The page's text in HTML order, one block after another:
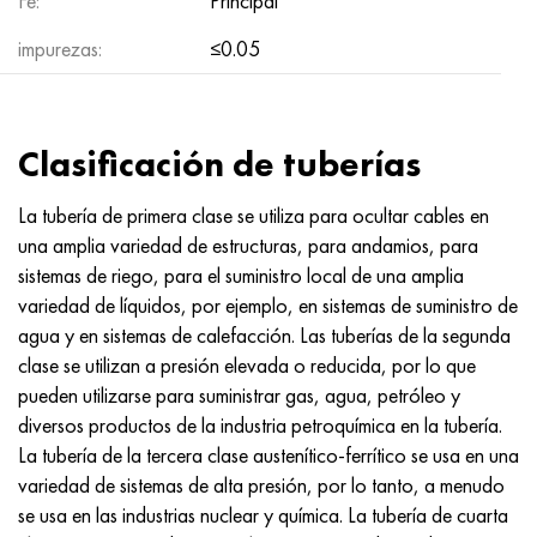
impurezas:
≤0.05
Clasificación de tuberías
La tubería de primera clase se utiliza para ocultar cables en
una amplia variedad de estructuras, para andamios, para
sistemas de riego, para el suministro local de una amplia
variedad de líquidos, por ejemplo, en sistemas de suministro de
agua y en sistemas de calefacción. Las tuberías de la segunda
clase se utilizan a presión elevada o reducida, por lo que
pueden utilizarse para suministrar gas, agua, petróleo y
diversos productos de la industria petroquímica en la tubería.
La tubería de la tercera clase austenítico-ferrítico se usa en una
variedad de sistemas de alta presión, por lo tanto, a menudo
se usa en las industrias nuclear y química. La tubería de cuarta
MP159
multimetro n155
Nitronik 40
Nitronik 50
Nitrónico 60
Nitronik 75
Nimonic 80a
56DGNH
68NKhVKTYu
80NMV-VI
80NHS
81HMA
Tipos de aleaciones de precisión
termobimetales
HN73MBTYu
XN70YU
XN77TYu
XN77TYUR
ХН78Т
HN80TBY
N65M, EP982
5B
TL5
14 titanio
SP-17
40 titanio
1.4567 - AISI 304Cu
1.4570-aisi303Cu
1.4597 - AISI 204Cu
Aleación 28 - 1.4563
Aleación 31 - 1.4562
Aleación 254smo® - 1.4547
Aleación 926 - 1.4529
15X16H2AM
18X11MNFB
20Х3FMI
21NKMT
37X12N8G8MFB
40X10X2M
40Х9С2
30X, AISI 5130, 30h
30hgs, 30hgs
30xn2ma, 30CrNiMo8
30хн3а, 31nicr14
34khn3ma, 36NiCrMo16, 35NiCrMo16
35hgs, 35hgs
35hgsa, 35hgsa